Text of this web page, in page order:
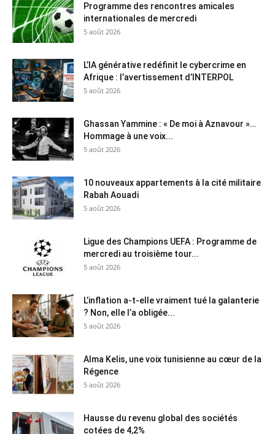
Programme des rencontres amicales
internationales de mercredi
5 août 2026
L’IA générative redéfinit le cybercrime en
Afrique : l’avertissement d’INTERPOL
5 août 2026
Ghassan Yammine : « De moi à Aznavour »…
Hommage à une voix...
5 août 2026
10 nouveaux appartements à la cité militaire
Rabah Aouadi
5 août 2026
Ligue des Champions UEFA : Programme de
mercredi au troisième tour...
5 août 2026
L’inflation a-t-elle vraiment tué la galanterie
? Non, elle l’a obligée...
5 août 2026
Alma Kelis, une voix tunisienne au cœur de la
Régence
5 août 2026
Hausse du revenu global des sociétés
cotées de 4,2%